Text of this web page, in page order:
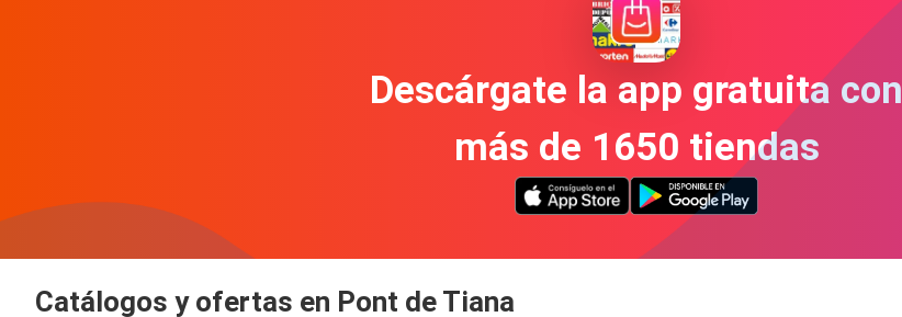
Descárgate la app gratuita con
más de 1650 tiendas
Catálogos y ofertas en Pont de Tiana